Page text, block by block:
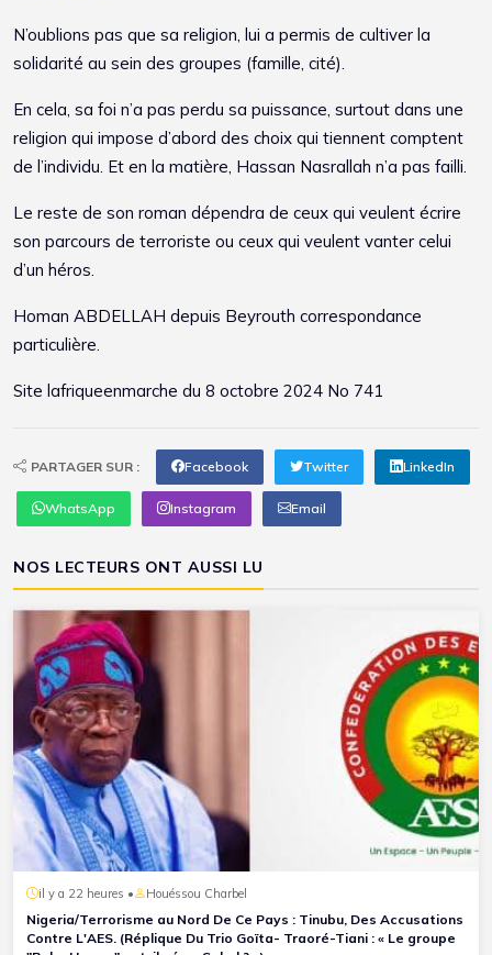
N’oublions pas que sa religion, lui a permis de cultiver la
solidarité au sein des groupes (famille, cité).
En cela, sa foi n’a pas perdu sa puissance, surtout dans une
religion qui impose d’abord des choix qui tiennent comptent
de l’individu. Et en la matière, Hassan Nasrallah n’a pas failli.
Le reste de son roman dépendra de ceux qui veulent écrire
son parcours de terroriste ou ceux qui veulent vanter celui
d’un héros.
Homan ABDELLAH depuis Beyrouth correspondance
particulière.
Site lafriqueenmarche du 8 octobre 2024 No 741
PARTAGER SUR : Facebook Twitter LinkedIn
WhatsApp Instagram Email
NOS LECTEURS ONT AUSSI LU
il y a 22 heures • Houéssou Charbel
Nigeria/Terrorisme au Nord De Ce Pays : Tinubu, Des Accusations
Contre L'AES. (Réplique Du Trio Goïta- Traoré-Tiani : « Le groupe